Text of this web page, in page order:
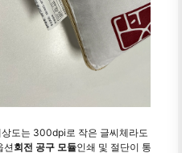
도는 300dpi로 작은 글씨체라도
션회전 공구 모듈인쇄 및 절단이 통